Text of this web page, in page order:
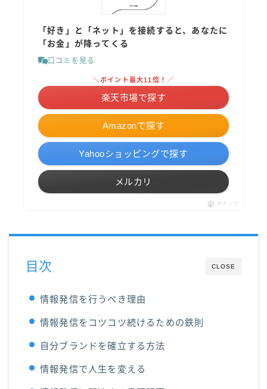
「好き」と「ネット」を接続すると、あなたに
「お金」が降ってくる
口コミを見る
Amazonで探す
＼ポイント最大11倍！／
楽天市場で探す
Yahooショッピングで探す
メルカリ
ポチップ
CLOSE
目次
情報発信を行うべき理由
情報発信をコツコツ続けるための鉄則
自分ブランドを確立する方法
情報発信で人生を変える